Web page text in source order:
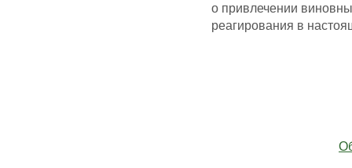
о привлечении
реагирования в